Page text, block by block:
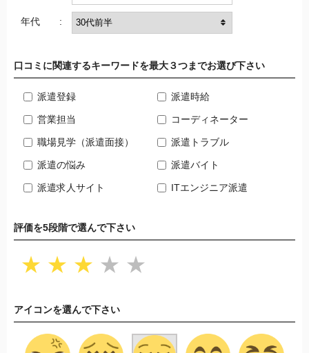
年代 :
口コミに関連するキーワードを最大３つまでお選び下さい
派遣登録 派遣時給
営業担当 コーディネーター
職場見学（派遣面接） 派遣トラブル
派遣の悩み 派遣バイト
派遣求人サイト ITエンジニア派遣
評価を5段階で選んで下さい
★ ★ ★ ★ ★
アイコンを選んで下さい